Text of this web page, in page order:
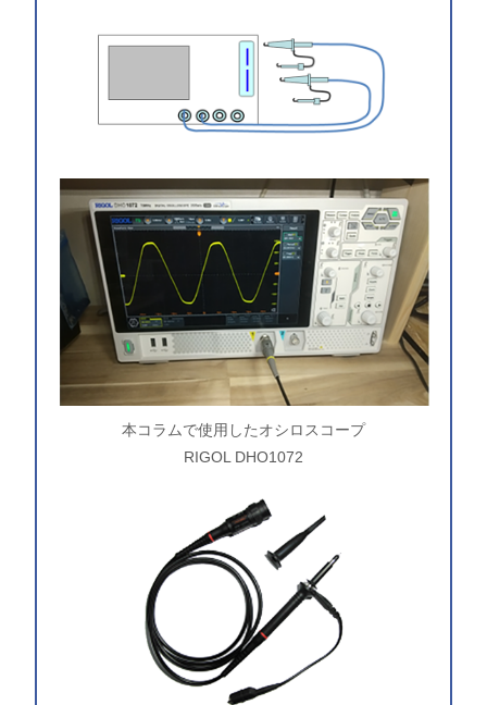
本コラムで使用したオシロスコープ
RIGOL DHO1072